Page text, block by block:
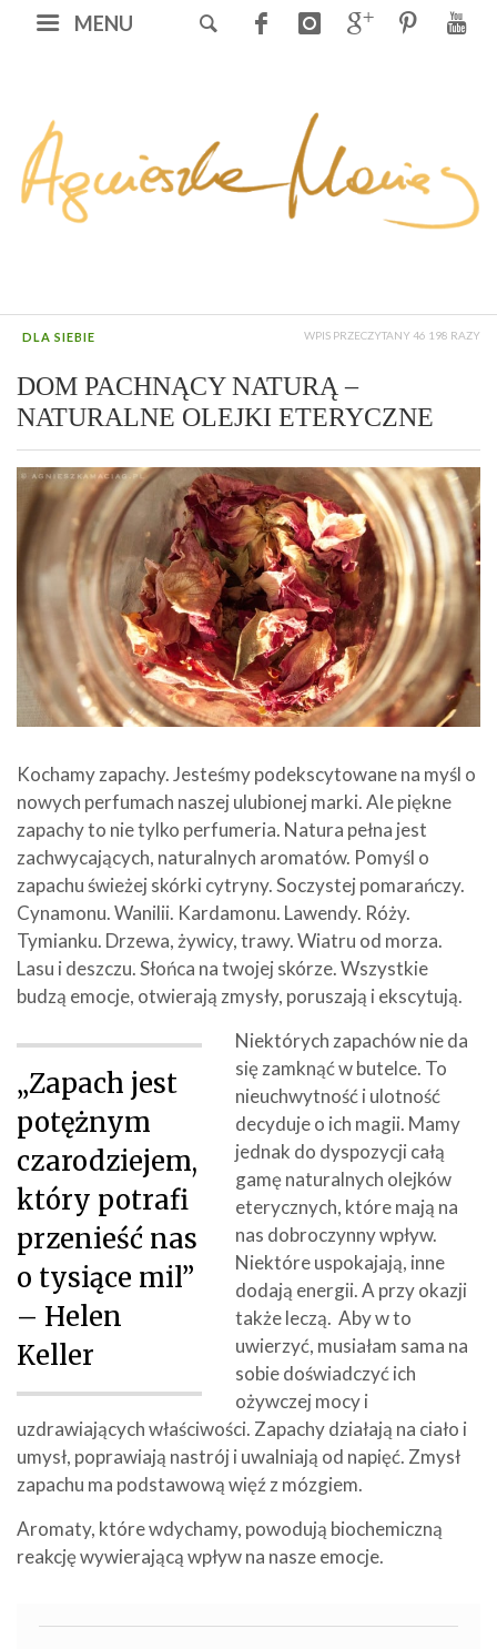
MENU
DLA SIEBIE WPIS PRZECZYTANY 46 198 RAZY
DOM PACHNĄCY NATURĄ –
NATURALNE OLEJKI ETERYCZNE
Kochamy zapachy. Jesteśmy podekscytowane na myśl o
nowych perfumach naszej ulubionej marki. Ale piękne
zapachy to nie tylko perfumeria. Natura pełna jest
zachwycających, naturalnych aromatów. Pomyśl o
zapachu świeżej skórki cytryny. Soczystej pomarańczy.
Cynamonu. Wanilii. Kardamonu. Lawendy. Róży.
Tymianku. Drzewa, żywicy, trawy. Wiatru od morza.
Lasu i deszczu. Słońca na twojej skórze. Wszystkie
budzą emocje, otwierają zmysły, poruszają i ekscytują.
„Zapach jest
potężnym
czarodziejem,
który potrafi
przenieść nas
o tysiące mil”
– Helen
Keller
Niektórych zapachów nie da
się zamknąć w butelce. To
nieuchwytność i ulotność
decyduje o ich magii. Mamy
jednak do dyspozycji całą
gamę naturalnych olejków
eterycznych, które mają na
nas dobroczynny wpływ.
Niektóre uspokajają, inne
dodają energii. A przy okazji
także leczą. Aby w to
uwierzyć, musiałam sama na
sobie doświadczyć ich
ożywczej mocy i
uzdrawiających właściwości. Zapachy działają na ciało i
umysł, poprawiają nastrój i uwalniają od napięć. Zmysł
zapachu ma podstawową więź z mózgiem.
Aromaty, które wdychamy, powodują biochemiczną
reakcję wywierającą wpływ na nasze emocje.